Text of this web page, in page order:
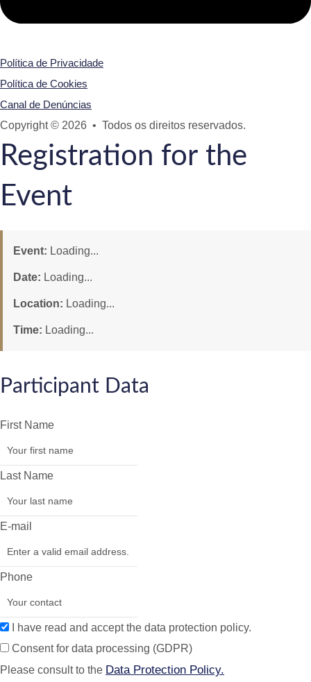
Política de Privacidade
Política de Cookies
Canal de Denúncias
Copyright © 2026 • Todos os direitos reservados.
Registration for the
Event
Event: Loading...
Date: Loading...
Location: Loading...
Time: Loading...
Participant Data
First Name
Last Name
E-mail
Phone
I have read and accept the data protection policy.
Consent for data processing (GDPR)
Please consult to the Data Protection Policy.